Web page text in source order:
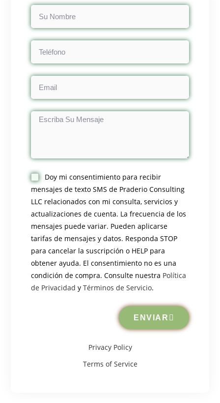
Doy mi consentimiento para recibir
mensajes de texto SMS de Praderio Consulting
LLC relacionados con mi consulta, servicios y
actualizaciones de cuenta. La frecuencia de los
mensajes puede variar. Pueden aplicarse
tarifas de mensajes y datos. Responda STOP
para cancelar la suscripción o HELP para
obtener ayuda. El consentimiento no es una
condición de compra. Consulte nuestra Política
de Privacidad y Términos de Servicio.
ENVIAR
Privacy Policy
Terms of Service